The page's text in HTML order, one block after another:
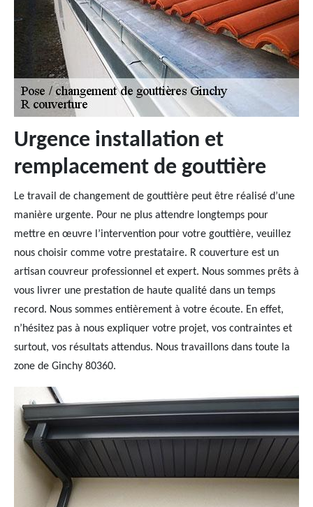
Urgence installation et
remplacement de gouttière
Le travail de changement de gouttière peut être réalisé d’une
manière urgente. Pour ne plus attendre longtemps pour
mettre en œuvre l’intervention pour votre gouttière, veuillez
nous choisir comme votre prestataire. R couverture est un
artisan couvreur professionnel et expert. Nous sommes prêts à
vous livrer une prestation de haute qualité dans un temps
record. Nous sommes entièrement à votre écoute. En effet,
n’hésitez pas à nous expliquer votre projet, vos contraintes et
surtout, vos résultats attendus. Nous travaillons dans toute la
zone de Ginchy 80360.